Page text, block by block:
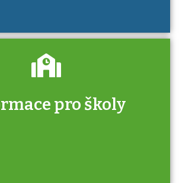
pro školy
se přihlásit ke zkoušce a kde